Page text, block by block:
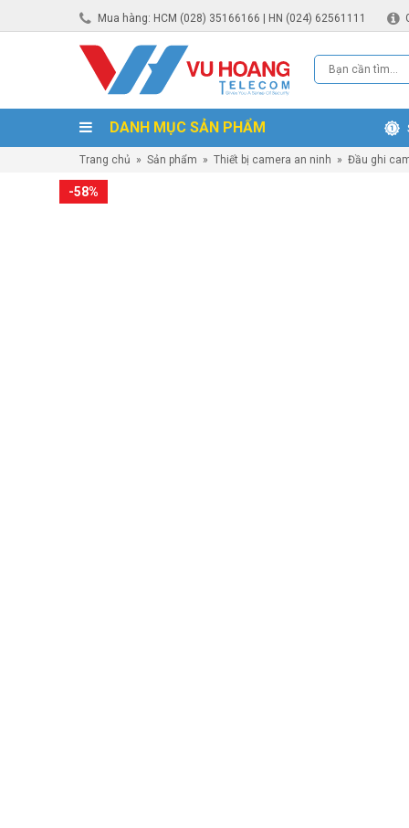
Mua hàng: HCM (028) 35166166 | HN (024) 62561111
DANH MỤC SẢN PHẨM
Trang chủ » Sản phẩm » Thiết bị camera an ninh » Đầu ghi
-58%